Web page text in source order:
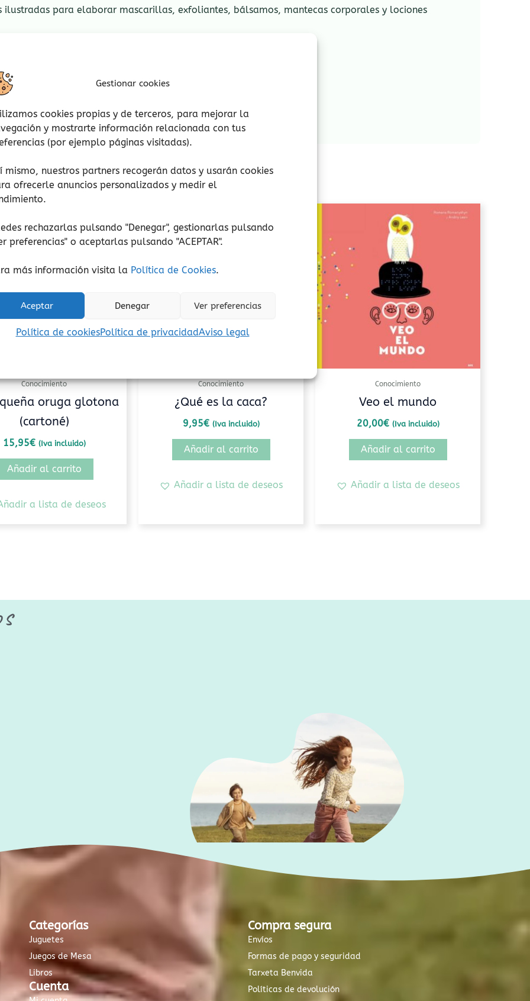
Gestionar cookies
cookies propias y de terceros, para mejorar la
y mostrarte información relacionada con tus
(por ejemplo páginas visitadas).
mismo, nuestros partners recogerán datos y usarán cookies
ofrecerle anuncios personalizados y medir el
rechazarlas pulsando "Denegar", gestionarlas pulsando
preferencias" o aceptarlas pulsando "ACEPTAR".
más información visita la Política de Cookies.
Aceptar Denegar Ver preferencias
Política de cookiesPolítica de privacidadAviso legal
ilustradas para elaborar mascarillas, exfoliantes, bálsamos, mantecas corporales y lociones
Conocimiento
oruga glotona
(cartoné)
15,95€ (Iva incluido)
Añadir al carrito
a lista de deseos
Conocimiento
¿Qué es la caca?
9,95€ (Iva incluido)
Añadir al carrito
Añadir a lista de deseos
Conocimiento
Veo el mundo
20,00€ (Iva incluido)
Añadir al carrito
Añadir a lista de deseos
Categorías
Juguetes
Juegos de Mesa
Libros
Cuenta
Compra segura
Envíos
Formas de pago y seguridad
Tarxeta Benvida
Políticas de devolución